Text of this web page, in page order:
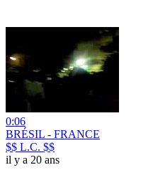
0:06
BRÉSIL - FRANCE
$$ L.C. $$
il y a 20 ans